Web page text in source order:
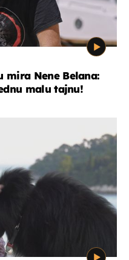
mira Nene Belana:
malu tajnu!